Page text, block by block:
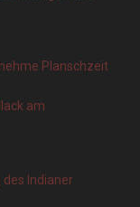
Planschzeit
am
Indianer